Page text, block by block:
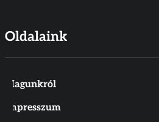
Oldalaink
Magunkról
Impresszum